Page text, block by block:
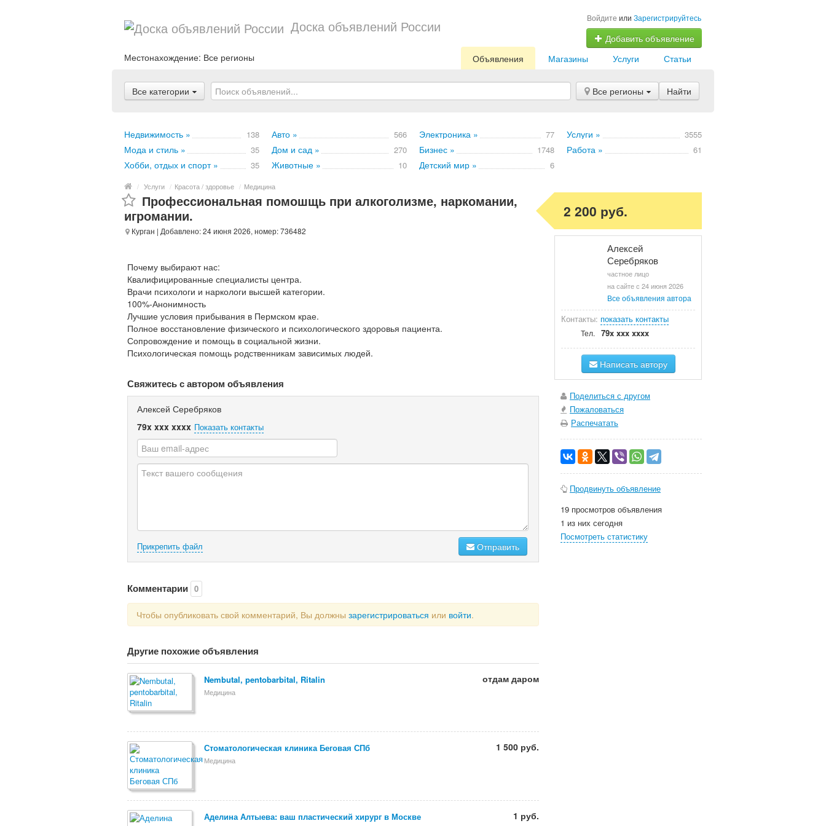
Доска объявлений России Войдите или Зарегистрируйтесь
Добавить объявление
Местонахождение: Все регионы Статьи
Услуги
Магазины
Объявления
Все категории Все регионы Найти
Недвижимость » 138 Авто » 566 Электроника » 77 Услуги » 3555
Мода и стиль » 35 Дом и сад » 270 Бизнес » 1748 Работа » 61
Хобби, отдых и спорт » 35 Животные » 10 Детский мир » 6
/ Услуги / Красота / здоровье / Медицина
Профессиональная помошщь при алкоголизме, наркомании,
игромании.
Курган | Добавлено: 24 июня 2026, номер: 736482
Почему выбирают нас:
Квалифицированные специалисты центра.
Врачи психологи и наркологи высшей категории.
100%-Анонимность
Лучшие условия прибывания в Пермском крае.
Полное восстановление физического и психологического здоровья пациента.
Сопровождение и помощь в социальной жизни.
Психологическая помощь родственникам зависимых людей.
Свяжитесь с автором объявления
Алексей Серебряков
79x xxx xxxx Показать контакты
Прикрепить файл Отправить
Комментарии 0
Чтобы опубликовать свой комментарий, Вы должны зарегистрироваться или войти.
Другие похожие объявления
Nembutal, pentobarbital, Ritalin
Медицина
отдам даром
Стоматологическая клиника Беговая СПб
Медицина
1 500 руб.
Аделина Алтыева: ваш пластический хирург в Москве 1 руб.
2 200 руб.
Алексей
Серебряков
частное лицо
на сайте с 24 июня 2026
Все объявления автора
Контакты: показать контакты
Тел. 79x xxx xxxx
Написать автору
Поделиться с другом
Пожаловаться
Распечатать
Продвинуть объявление
19 просмотров объявления
1 из них сегодня
Посмотреть статистику